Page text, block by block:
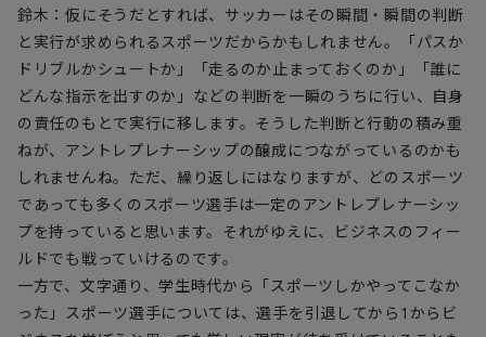
鈴木：仮にそうだとすれば、サッカーはその瞬間・瞬間の判断
と実行が求められるスポーツだからかもしれません。「パスか
ドリブルかシュートか」「走るのか止まっておくのか」「誰に
どんな指示を出すのか」などの判断を一瞬のうちに行い、自身
の責任のもとで実行に移します。そうした判断と行動の積み重
ねが、アントレプレナーシップの醸成につながっているのかも
しれませんね。ただ、繰り返しにはなりますが、どのスポーツ
であっても多くのスポーツ選手は一定のアントレプレナーシッ
プを持っていると思います。それがゆえに、ビジネスのフィー
ルドでも戦っていけるのです。
一方で、文字通り、学生時代から「スポーツしかやってこなか
った」スポーツ選手については、選手を引退してから1からビ